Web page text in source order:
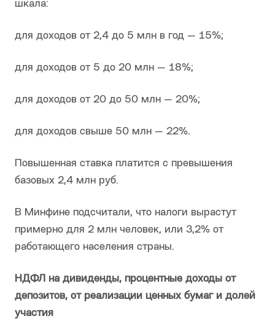
шкала:
для доходов от 2,4 до 5 млн в год — 15%;
для доходов от 5 до 20 млн — 18%;
для доходов от 20 до 50 млн — 20%;
для доходов свыше 50 млн — 22%.
Повышенная ставка платится с превышения
базовых 2,4 млн руб.
В Минфине подсчитали, что налоги вырастут
примерно для 2 млн человек, или 3,2% от
работающего населения страны.
НДФЛ на дивиденды, процентные доходы от
депозитов, от реализации ценных бумаг и долей
участия